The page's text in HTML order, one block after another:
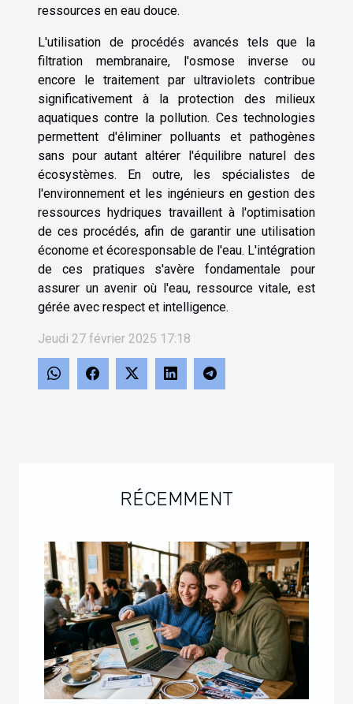
ressources en eau douce.
L'utilisation de procédés avancés tels que la
filtration membranaire, l'osmose inverse ou
encore le traitement par ultraviolets contribue
significativement à la protection des milieux
aquatiques contre la pollution. Ces technologies
permettent d'éliminer polluants et pathogènes
sans pour autant altérer l'équilibre naturel des
écosystèmes. En outre, les spécialistes de
l'environnement et les ingénieurs en gestion des
ressources hydriques travaillent à l'optimisation
de ces procédés, afin de garantir une utilisation
économe et écoresponsable de l'eau. L'intégration
de ces pratiques s'avère fondamentale pour
assurer un avenir où l'eau, ressource vitale, est
gérée avec respect et intelligence.
Jeudi 27 février 2025 17:18
RÉCEMMENT